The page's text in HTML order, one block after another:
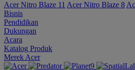
Acer Nitro Blaze 11 Acer Nitro Blaze 8
Bisnis
Pendidikan
Dukungan
Acara
Katalog Produk
Merek Acer